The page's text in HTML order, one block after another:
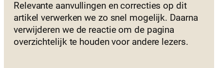
Relevante aanvullingen en correcties op dit
artikel verwerken we zo snel mogelijk. Daarna
verwijderen we de reactie om de pagina
overzichtelijk te houden voor andere lezers.